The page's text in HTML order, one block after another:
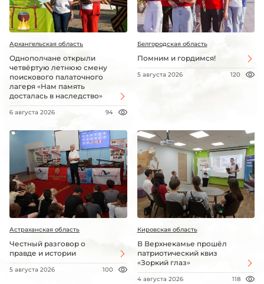
Архангельская область
Однополчане открыли
четвёртую летнюю смену
поискового палаточного
лагеря «Нам память
досталась в наследство»
6 августа 2026 94
Белгородская область
Помним и гордимся!
5 августа 2026 120
Астраханская область
Честный разговор о
правде и истории
5 августа 2026 100
Кировская область
В Верхнекамье прошёл
патриотический квиз
«Зоркий глаз»
4 августа 2026 118